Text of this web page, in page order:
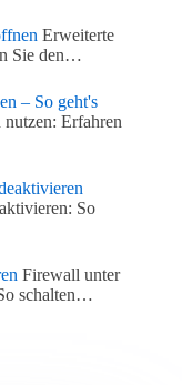
Erweiterte
Sie den…
– So geht's
Erfahren
So
Firewall unter
schalten…